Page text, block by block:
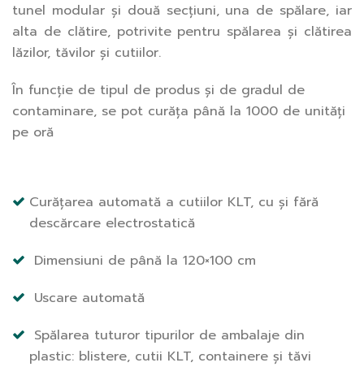
tunel modular și două secțiuni, una de spălare, iar
alta de clătire, potrivite pentru spălarea și clătirea
lăzilor, tăvilor și cutiilor.
În funcție de tipul de produs și de gradul de
contaminare, se pot curăța până la 1000 de unități
pe oră
Curățarea automată a cutiilor KLT, cu și fără
descărcare electrostatică
Dimensiuni de până la 120×100 cm
Uscare automată
Spălarea tuturor tipurilor de ambalaje din
plastic: blistere, cutii KLT, containere și tăvi